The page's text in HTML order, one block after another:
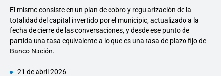
El mismo consiste en un plan de cobro y regularización de la
totalidad del capital invertido por el municipio, actualizado a la
fecha de cierre de las conversaciones, y desde ese punto de
partida una tasa equivalente a lo que es una tasa de plazo fijo de
Banco Nación.
21 de abril 2026